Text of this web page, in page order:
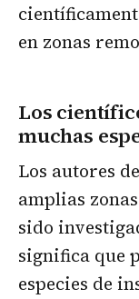
en zonas
Los
muchas
Los autores
amplias
sido
significa que
especies de